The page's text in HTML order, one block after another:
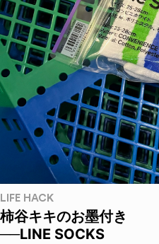
LIFE HACK
柿谷キキのお墨付き
──LINE SOCKS